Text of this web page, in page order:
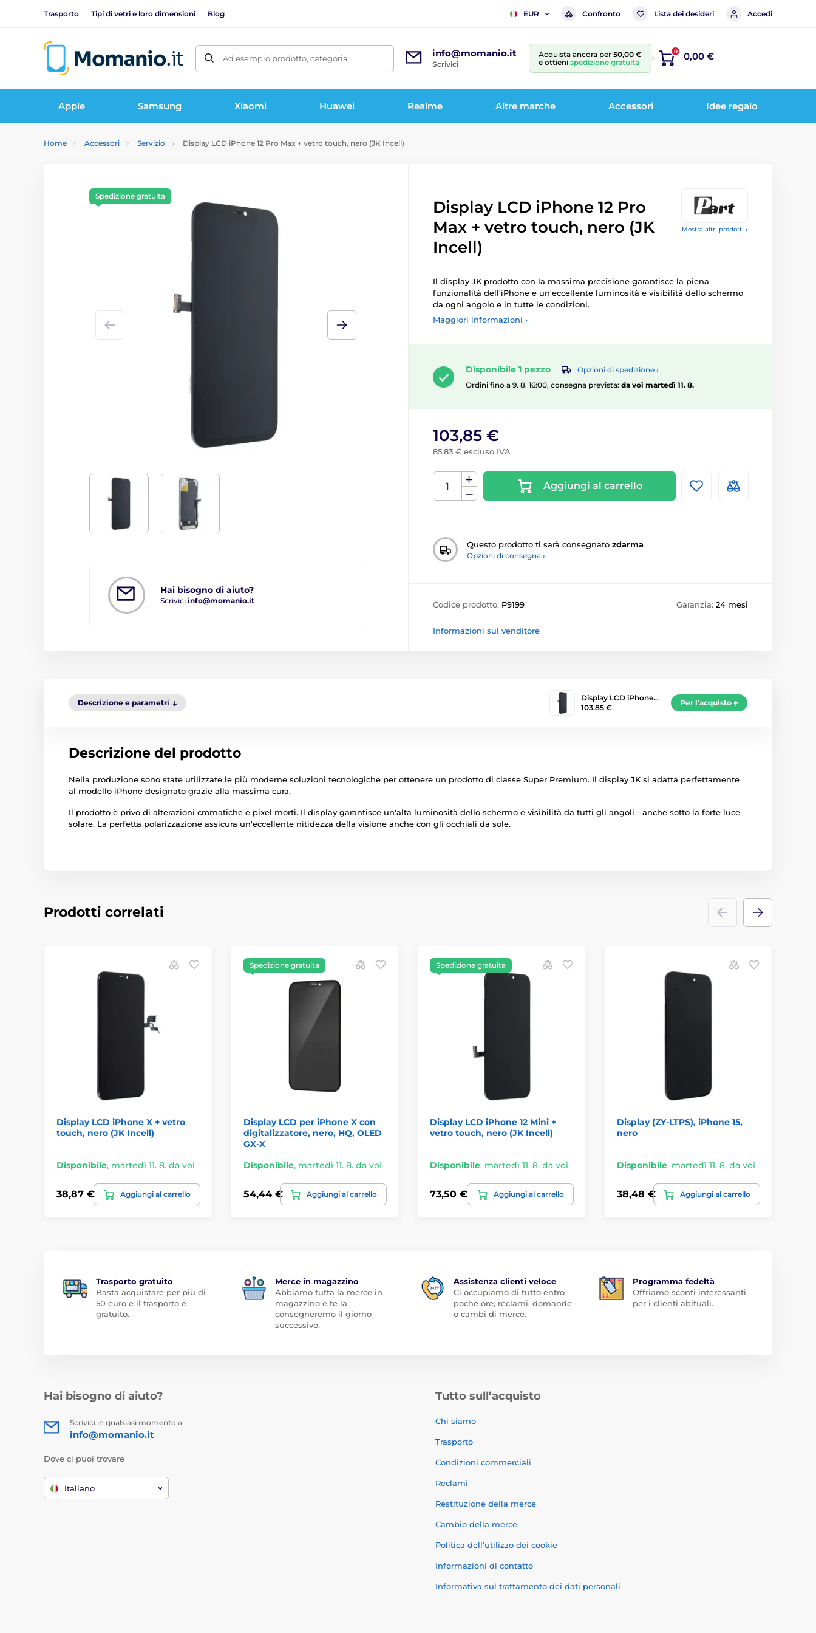
Trasporto Tipi di vetri e loro dimensioni Blog EUR Confronto Lista dei desideri Accedi
Ad esempio prodotto, categoria info@momanio.it
Scrivici
Acquista ancora per 50,00 €
e ottieni spedizione gratuita
0 0,00 €
Apple Samsung Xiaomi Huawei Realme Altre marche Accessori Idee regalo
Home Accessori Servizio Display LCD iPhone 12 Pro Max + vetro touch, nero (JK Incell)
Mostra altri prodotti ›
Hai bisogno di aiuto?
Scrivici info@momanio.it
Spedizione gratuita
Display LCD iPhone 12 Pro
Max + vetro touch, nero (JK
Incell)
Il display JK prodotto con la massima precisione garantisce la piena
funzionalità dell'iPhone e un'eccellente luminosità e visibilità dello schermo
da ogni angolo e in tutte le condizioni.
Maggiori informazioni ›
Disponibile 1 pezzo
Opzioni di spedizione ›
Ordini fino a 9. 8. 16:00, consegna prevista: da voi martedì 11. 8.
103,85 €
85,83 € escluso IVA
Aggiungi al carrello
Questo prodotto ti sarà consegnato zdarma
Opzioni di consegna ›
Codice prodotto: P9199 Garanzia: 24 mesi
Informazioni sul venditore
Descrizione e parametri
Display LCD iPhone…
103,85 €
Per l'acquisto
Descrizione del prodotto
Nella produzione sono state utilizzate le più moderne soluzioni tecnologiche per ottenere un prodotto di classe Super Premium. Il display JK si adatta perfettamente
al modello iPhone designato grazie alla massima cura.
Il prodotto è privo di alterazioni cromatiche e pixel morti. Il display garantisce un'alta luminosità dello schermo e visibilità da tutti gli angoli - anche sotto la forte luce
solare. La perfetta polarizzazione assicura un'eccellente nitidezza della visione anche con gli occhiali da sole.
Prodotti correlati
Display LCD iPhone X + vetro
touch, nero (JK Incell)
Disponibile, martedì 11. 8. da voi
38,87 € Aggiungi al carrello
Spedizione gratuita
Display LCD per iPhone X con
digitalizzatore, nero, HQ, OLED
GX-X
Disponibile, martedì 11. 8. da voi
54,44 € Aggiungi al carrello
Spedizione gratuita
Display LCD iPhone 12 Mini +
vetro touch, nero (JK Incell)
Disponibile, martedì 11. 8. da voi
73,50 € Aggiungi al carrello
Display (ZY-LTPS), iPhone 15,
nero
Disponibile, martedì 11. 8. da voi
38,48 € Aggiungi al carrello
Trasporto gratuito
Basta acquistare per più di
50 euro e il trasporto è
gratuito.
Merce in magazzino
Abbiamo tutta la merce in
magazzino e te la
consegneremo il giorno
successivo.
Assistenza clienti veloce
Ci occupiamo di tutto entro
poche ore, reclami, domande
o cambi di merce.
Programma fedeltà
Offriamo sconti interessanti
per i clienti abituali.
Hai bisogno di aiuto?
Scrivici in qualsiasi momento a
info@momanio.it
Dove ci puoi trovare
Italiano
Tutto sull’acquisto
Chi siamo
Trasporto
Condizioni commerciali
Reclami
Restituzione della merce
Cambio della merce
Politica dell’utilizzo dei cookie
Informazioni di contatto
Informativa sul trattamento dei dati personali